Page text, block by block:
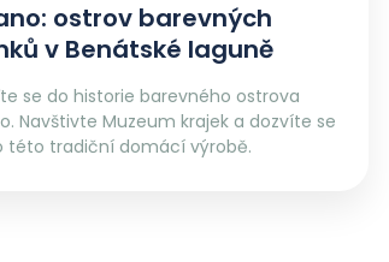
ostrov barevných
v Benátské laguně
se do historie barevného ostrova
Navštivte Muzeum krajek a dozvíte se
této tradiční domácí výrobě.